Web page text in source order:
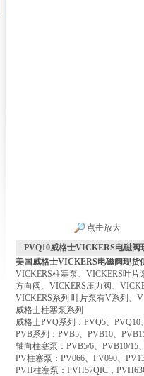
点击放大
PVQ10威格士VICKERS电磁阀
美国威格士VICKERS电磁阀现货
VICKERS柱塞泵、VICKERS叶
方向阀、VICKERS压力阀、
VICKERS系列 叶片泵有V系列、
威格士柱塞泵系列
威格士PVQ系列：PVQ5、PVQ10
PVB系列：PVB5、PVB10、
轴向柱塞泵：PVB5/6、PVB10/15
PV柱塞泵：PV066、PV090、
PVH柱塞泵：PVH57QIC，